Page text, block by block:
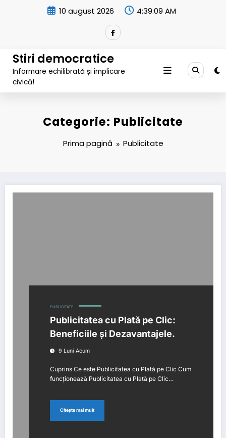
10 august 2026 4:39:09 AM
Stiri democratice
Informare echilibrată și implicare
civică!
Categorie: Publicitate
Prima pagină Publicitate
PUBLICITATE
Publicitatea cu Plată pe Clic:
Beneficiile și Dezavantajele.
9 Luni Acum
Cuprins Ce este Publicitatea cu Plată pe Clic Cum
funcționează Publicitatea cu Plată pe Clic…
Citește mai mult